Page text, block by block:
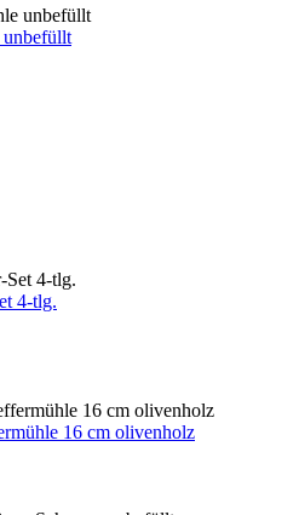
4-tlg.
16 cm olivenholz